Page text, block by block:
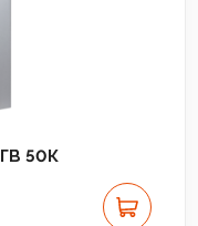
50К